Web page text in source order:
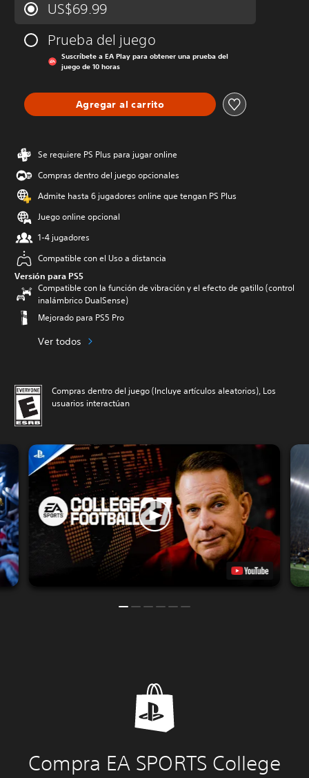
US$69.99
Prueba del juego
Suscríbete a EA Play para obtener una prueba del
juego de 10 horas
Agregar al carrito
Se requiere PS Plus para jugar online
Compras dentro del juego opcionales
Admite hasta 6 jugadores online que tengan PS Plus
Juego online opcional
1-4 jugadores
Compatible con el Uso a distancia
Versión para PS5
Compatible con la función de vibración y el efecto de gatillo (control
inalámbrico DualSense)
Mejorado para PS5 Pro
Ver todos
Compras dentro del juego (Incluye artículos aleatorios), Los
usuarios interactúan
Compra EA SPORTS College